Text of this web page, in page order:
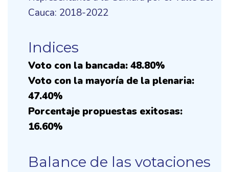
Cauca: 2018-2022
Indices
Voto con la bancada: 48.80%
Voto con la mayoría de la plenaria:
47.40%
Porcentaje propuestas exitosas:
16.60%
Balance de las votaciones